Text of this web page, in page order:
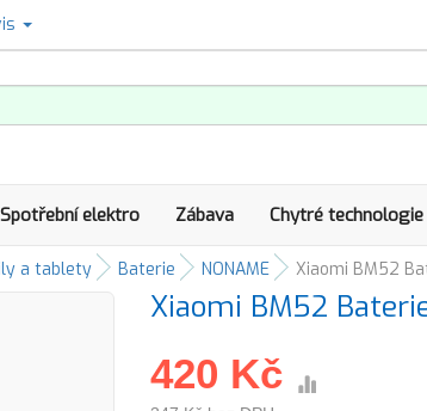
Spotřební elektro Zábava Chytré technologie
a tablety Baterie NONAME Xiaomi BM52
Xiaomi BM52
420 Kč